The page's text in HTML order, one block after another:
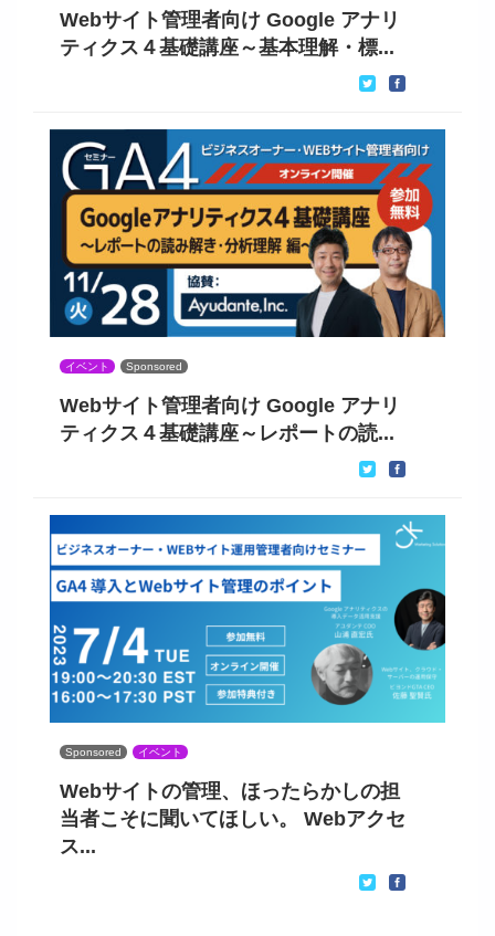
Webサイト管理者向け Google アナリ
ティクス４基礎講座～基本理解・標...
イベント Sponsored
Webサイト管理者向け Google アナリ
ティクス４基礎講座～レポートの読...
Sponsored イベント
Webサイトの管理、ほったらかしの担
当者こそに聞いてほしい。 Webアクセ
ス...